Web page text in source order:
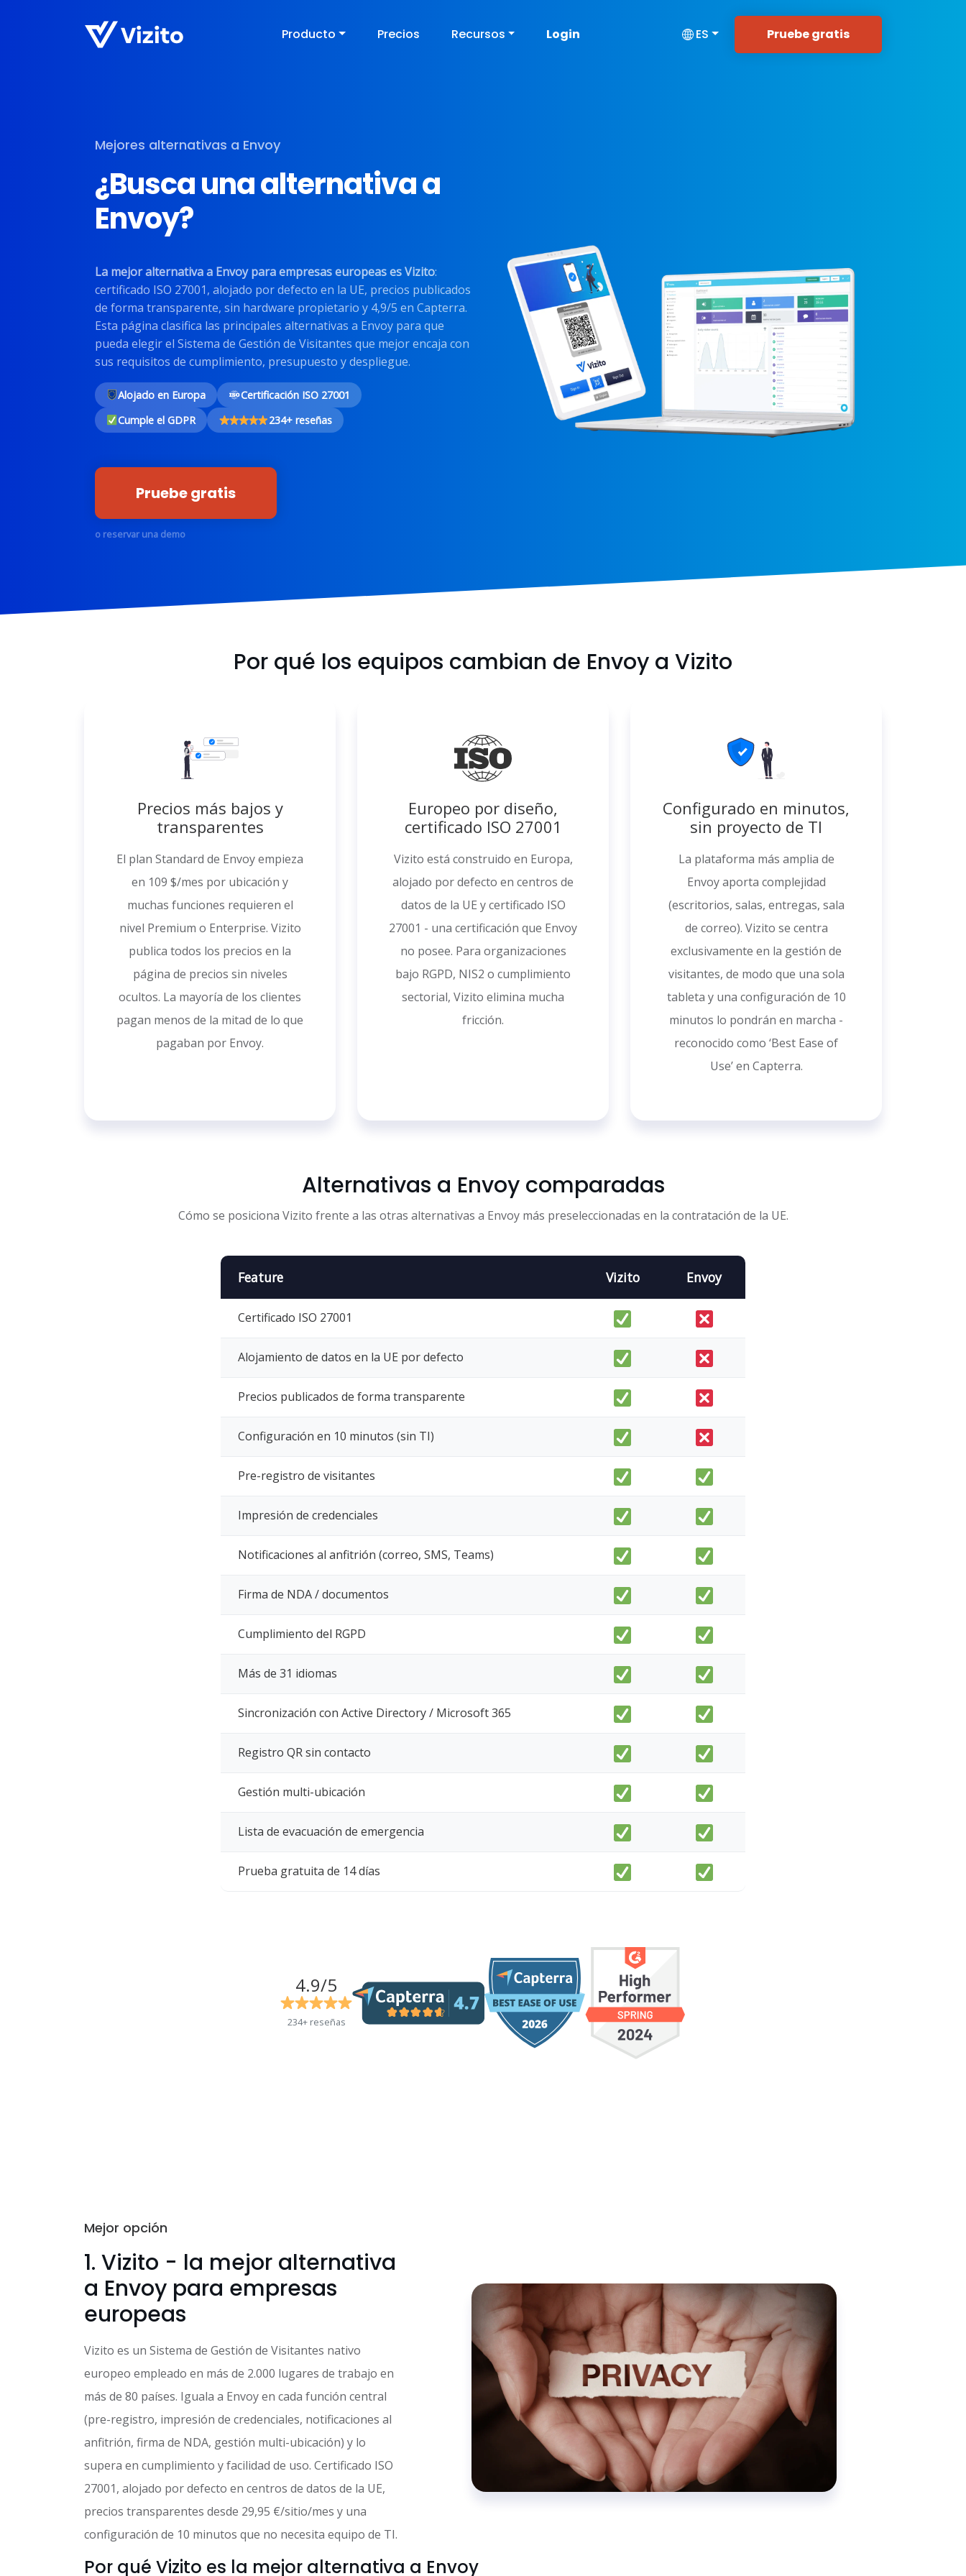
Producto Precios Recursos Login ES Pruebe gratis
Mejores alternativas a Envoy
¿Busca una alternativa a
Envoy?
La mejor alternativa a Envoy para empresas europeas es Vizito:
certificado ISO 27001, alojado por defecto en la UE, precios publicados
de forma transparente, sin hardware propietario y 4,9/5 en Capterra.
Esta página clasifica las principales alternativas a Envoy para que
pueda elegir el Sistema de Gestión de Visitantes que mejor encaja con
sus requisitos de cumplimiento, presupuesto y despliegue.
Alojado en Europa
Certificación ISO 27001
Cumple el GDPR
234+ reseñas
Pruebe gratis
o reservar una demo
Por qué los equipos cambian de Envoy a Vizito
Precios más bajos y
transparentes
El plan Standard de Envoy empieza
en 109 $/mes por ubicación y
muchas funciones requieren el
nivel Premium o Enterprise. Vizito
publica todos los precios en la
página de precios sin niveles
ocultos. La mayoría de los clientes
pagan menos de la mitad de lo que
pagaban por Envoy.
Europeo por diseño,
certificado ISO 27001
Vizito está construido en Europa,
alojado por defecto en centros de
datos de la UE y certificado ISO
27001 - una certificación que Envoy
no posee. Para organizaciones
bajo RGPD, NIS2 o cumplimiento
sectorial, Vizito elimina mucha
fricción.
Configurado en minutos,
sin proyecto de TI
La plataforma más amplia de
Envoy aporta complejidad
(escritorios, salas, entregas, sala
de correo). Vizito se centra
exclusivamente en la gestión de
visitantes, de modo que una sola
tableta y una configuración de 10
minutos lo pondrán en marcha -
reconocido como ‘Best Ease of
Use’ en Capterra.
Alternativas a Envoy comparadas
Cómo se posiciona Vizito frente a las otras alternativas a Envoy más preseleccionadas en la contratación de la UE.
Feature Vizito Envoy
Certificado ISO 27001
Alojamiento de datos en la UE por defecto
Precios publicados de forma transparente
Configuración en 10 minutos (sin TI)
Pre-registro de visitantes
Impresión de credenciales
Notificaciones al anfitrión (correo, SMS, Teams)
Firma de NDA / documentos
Cumplimiento del RGPD
Más de 31 idiomas
Sincronización con Active Directory / Microsoft 365
Registro QR sin contacto
Gestión multi-ubicación
Lista de evacuación de emergencia
Prueba gratuita de 14 días
4.9/5
234+ reseñas
Mejor opción
1. Vizito - la mejor alternativa
a Envoy para empresas
europeas
Vizito es un Sistema de Gestión de Visitantes nativo
europeo empleado en más de 2.000 lugares de trabajo en
más de 80 países. Iguala a Envoy en cada función central
(pre-registro, impresión de credenciales, notificaciones al
anfitrión, firma de NDA, gestión multi-ubicación) y lo
supera en cumplimiento y facilidad de uso. Certificado ISO
27001, alojado por defecto en centros de datos de la UE,
precios transparentes desde 29,95 €/sitio/mes y una
configuración de 10 minutos que no necesita equipo de TI.
Por qué Vizito es la mejor alternativa a Envoy